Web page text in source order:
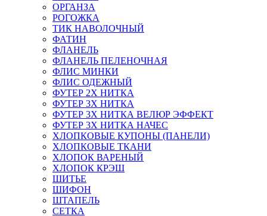
ОРГАНЗА
РОГОЖКА
ТИК НАВОЛОЧНЫЙ
ФАТИН
ФЛАНЕЛЬ
ФЛАНЕЛЬ ПЕЛЕНОЧНАЯ
ФЛИС МИНКИ
ФЛИС ОДЕЖНЫЙ
ФУТЕР 2Х НИТКА
ФУТЕР 3Х НИТКА
ФУТЕР 3Х НИТКА ВЕЛЮР ЭФФЕКТ
ФУТЕР 3Х НИТКА НАЧЕС
ХЛОПКОВЫЕ КУПОНЫ (ПАНЕЛИ)
ХЛОПКОВЫЕ ТКАНИ
ХЛОПОК ВАРЕНЫЙ
ХЛОПОК КРЭШ
ШИТЬЕ
ШИФОН
ШТАПЕЛЬ
СЕТКА